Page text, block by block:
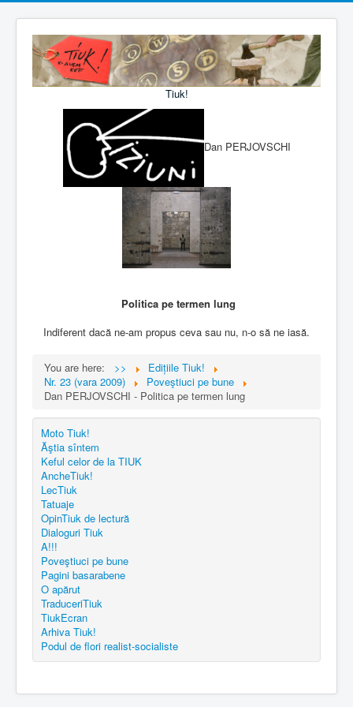
Tiuk!
Dan PERJOVSCHI
Politica pe termen lung
Indiferent dacă ne-am propus ceva sau nu, n-o să ne iasă.
You are here: >>
Edițiile Tiuk!
Nr. 23 (vara 2009)
Poveştiuci pe bune
Dan PERJOVSCHI - Politica pe termen lung
Moto Tiuk!
Ăştia sîntem
Keful celor de la TIUK
AncheTiuk!
LecTiuk
Tatuaje
OpinTiuk de lectură
Dialoguri Tiuk
A!!!
Poveştiuci pe bune
Pagini basarabene
O apărut
TraduceriTiuk
TiukEcran
Arhiva Tiuk!
Podul de flori realist-socialiste